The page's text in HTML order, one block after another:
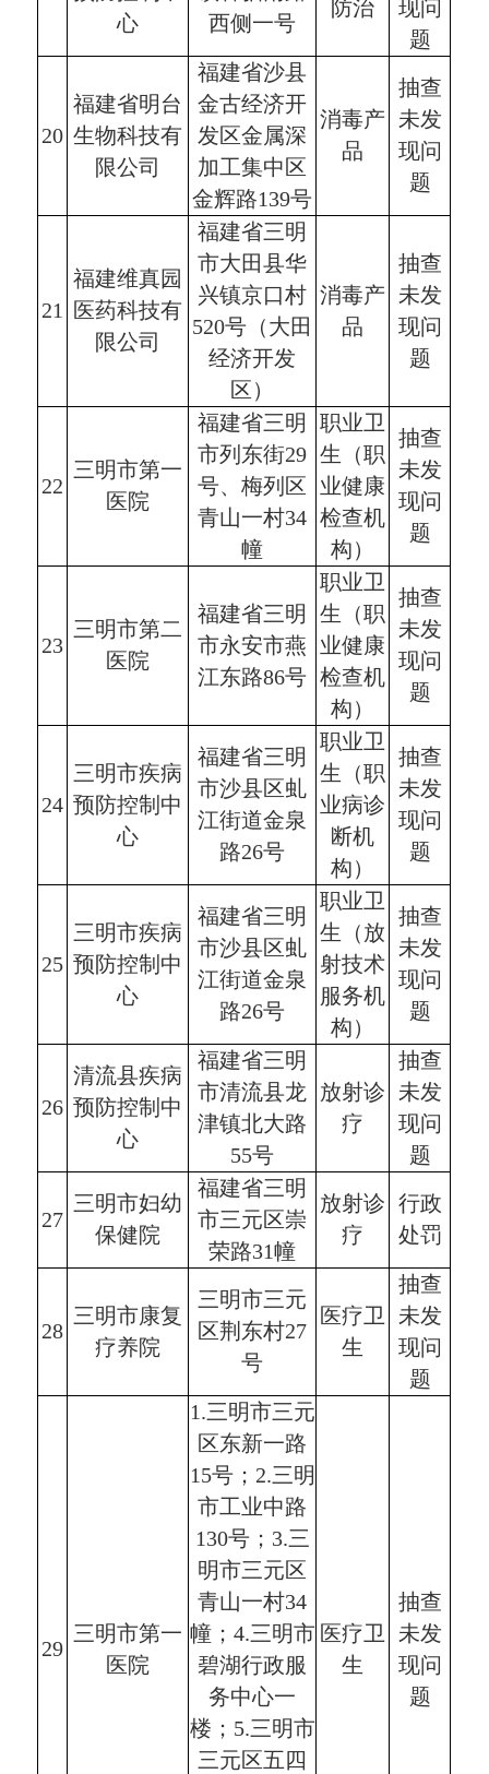
心
西侧一号
防治
现问
题
20
福建省明台
生物科技有
限公司
福建省沙县
金古经济开
发区金属深
加工集中区
金辉路139号
消毒产
品
抽查
未发
现问
题
21
福建维真园
医药科技有
限公司
福建省三明
市大田县华
兴镇京口村
520号（大田
经济开发
区）
消毒产
品
抽查
未发
现问
题
22
三明市第一
医院
福建省三明
市列东街29
号、梅列区
青山一村34
幢
职业卫
生（职
业健康
检查机
构）
抽查
未发
现问
题
23
三明市第二
医院
福建省三明
市永安市燕
江东路86号
职业卫
生（职
业健康
检查机
构）
抽查
未发
现问
题
24
三明市疾病
预防控制中
心
福建省三明
市沙县区虬
江街道金泉
路26号
职业卫
生（职
业病诊
断机
构）
抽查
未发
现问
题
25
三明市疾病
预防控制中
心
福建省三明
市沙县区虬
江街道金泉
路26号
职业卫
生（放
射技术
服务机
构）
抽查
未发
现问
题
26
清流县疾病
预防控制中
心
福建省三明
市清流县龙
津镇北大路
55号
放射诊
疗
抽查
未发
现问
题
27
三明市妇幼
保健院
福建省三明
市三元区崇
荣路31幢
放射诊
疗
行政
处罚
28
三明市康复
疗养院
三明市三元
区荆东村27
号
医疗卫
生
抽查
未发
现问
题
29
三明市第一
医院
1.三明市三元
区东新一路
15号；2.三明
市工业中路
130号；3.三
明市三元区
青山一村34
幢；4.三明市
碧湖行政服
务中心一
楼；5.三明市
三元区五四
医疗卫
生
抽查
未发
现问
题